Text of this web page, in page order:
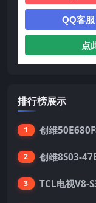
QQ客
点
排行榜展示
1 创维
2 创维8S03-
3